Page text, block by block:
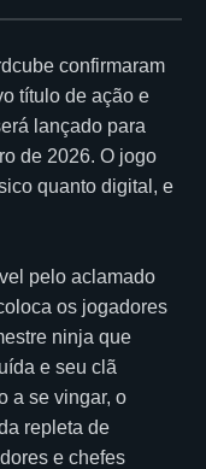
confirmaram
título de ação e
lançado para
de 2026. O jogo
quanto digital, e
pelo aclamado
os jogadores
ninja que
e seu clã
a se vingar, o
repleta de
e chefes